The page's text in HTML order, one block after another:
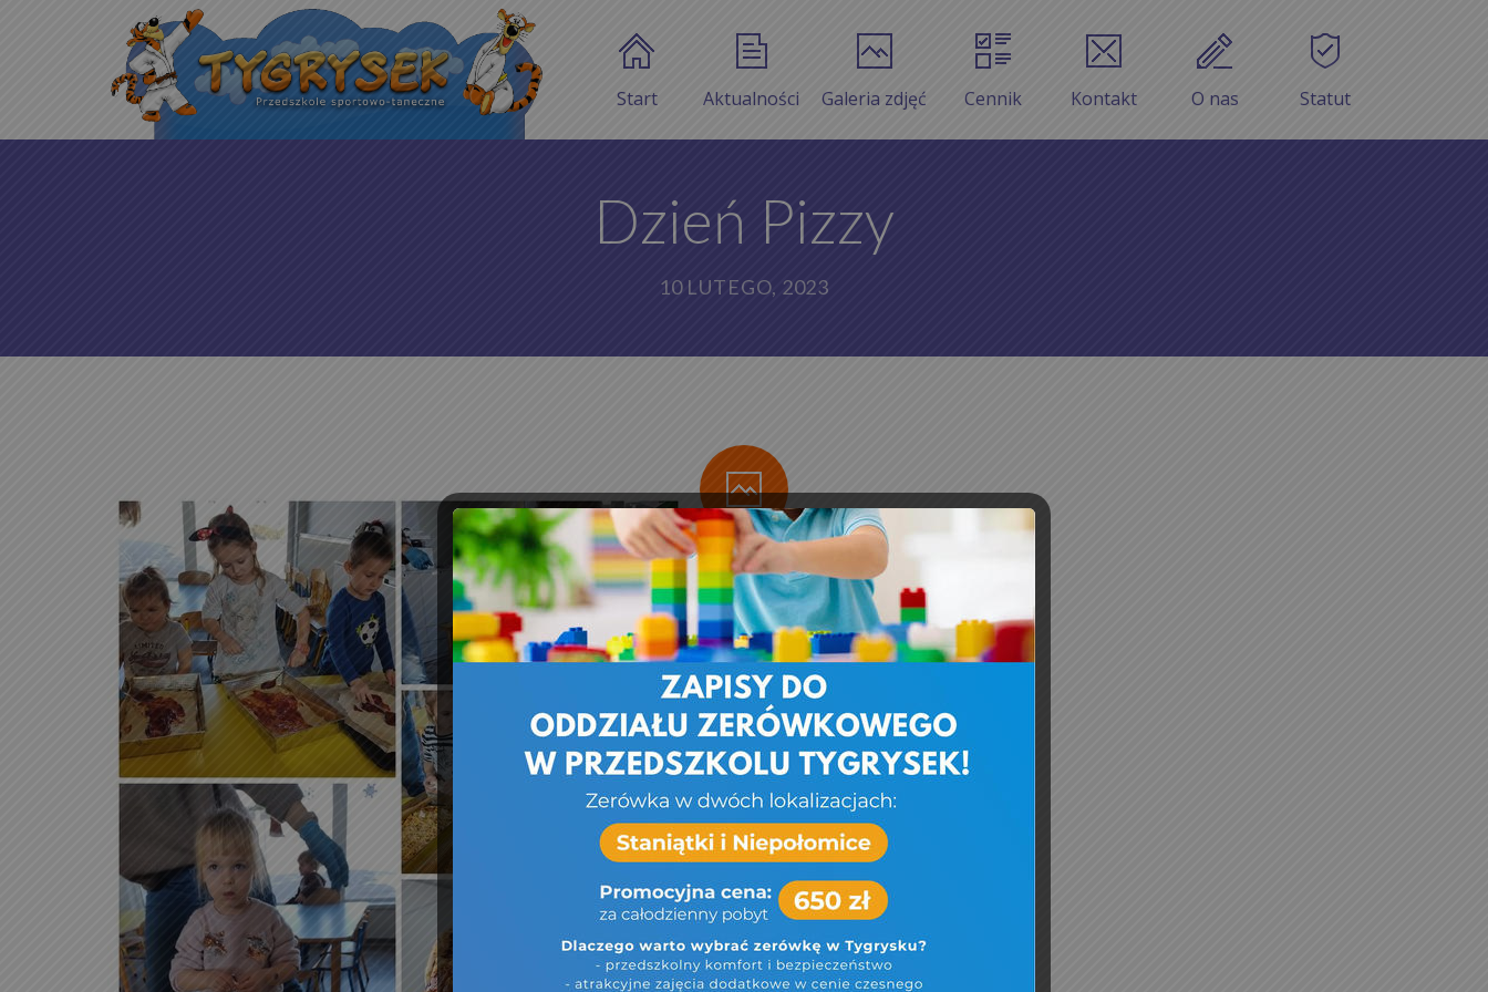
Start Aktualności Galeria zdjęć Cennik Kontakt O nas Statut
Dzień Pizzy
10 LUTEGO, 2023